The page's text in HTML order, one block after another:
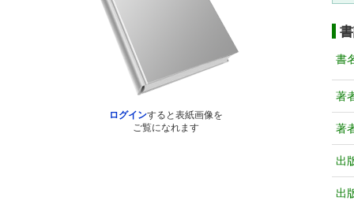
ログインすると表紙画像を
ご覧になれます
書
著
著
出
出